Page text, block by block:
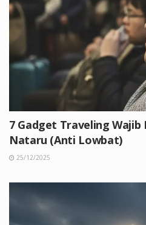
7 Gadget Traveling
Nataru (Anti Lowbat)
25/12/2025